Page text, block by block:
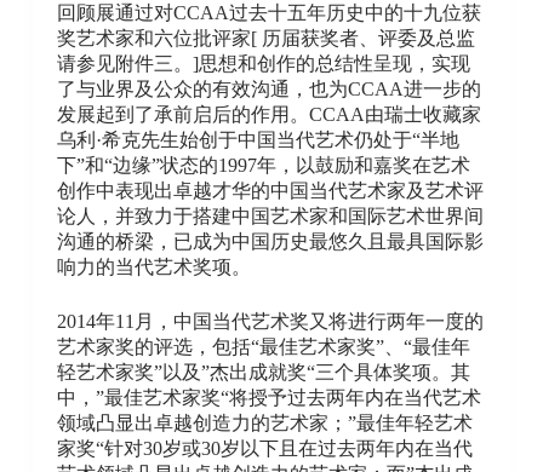
回顾展通过对CCAA过去十五年历史中的十九位获
奖艺术家和六位批评家[ 历届获奖者、评委及总监
请参见附件三。]思想和创作的总结性呈现，实现
了与业界及公众的有效沟通，也为CCAA进一步的
发展起到了承前启后的作用。CCAA由瑞士收藏家
乌利·希克先生始创于中国当代艺术仍处于“半地
下”和“边缘”状态的1997年，以鼓励和嘉奖在艺术
创作中表现出卓越才华的中国当代艺术家及艺术评
论人，并致力于搭建中国艺术家和国际艺术世界间
沟通的桥梁，已成为中国历史最悠久且最具国际影
响力的当代艺术奖项。
2014年11月，中国当代艺术奖又将进行两年一度的
艺术家奖的评选，包括“最佳艺术家奖”、“最佳年
轻艺术家奖”以及”杰出成就奖“三个具体奖项。其
中，”最佳艺术家奖“将授予过去两年内在当代艺术
领域凸显出卓越创造力的艺术家；”最佳年轻艺术
家奖“针对30岁或30岁以下且在过去两年内在当代